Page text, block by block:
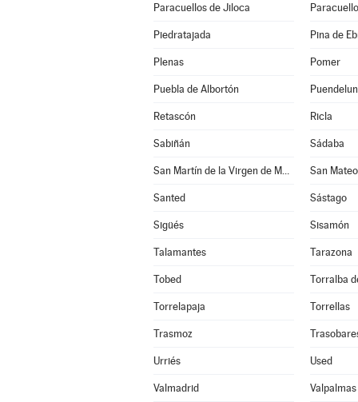
Paracuellos de Jiloca
Piedratajada Pina de
Plenas Pomer
Puebla de Albortón
Retascón Ricla
Sabiñán Sádaba
San Martín de la Virgen de Moncayo San
Santed Sástago
Sigüés Sisamón
Talamantes Tarazona
Tobed Torralba
Torrelapaja Torrellas
Trasmoz
Urriés Used
Valmadrid Valpalmas